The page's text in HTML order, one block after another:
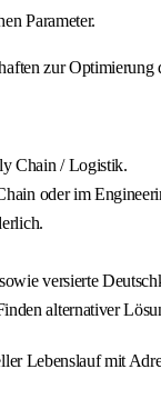
Parameter.
zur
Chain / Logistik.
oder im
versierte
alternativer
Lebenslauf mit